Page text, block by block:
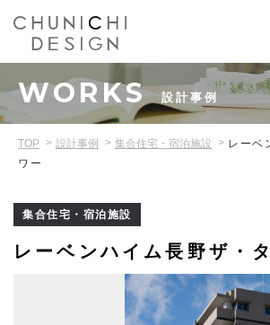
WORKS 設計事例
TOP 設計事例 集合住宅・宿泊施設
レーベ
ワー
集合住宅・宿泊施設
レーベンハイム長野ザ・